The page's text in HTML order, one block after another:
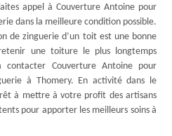
appel à Couverture Antoine pour
dans la meilleure condition possible.
de zinguerie d’un toit est une bonne
une toiture le plus longtemps
contacter Couverture Antoine pour
à Thomery. En activité dans le
à mettre à votre profit des artisans
pour apporter les meilleurs soins à